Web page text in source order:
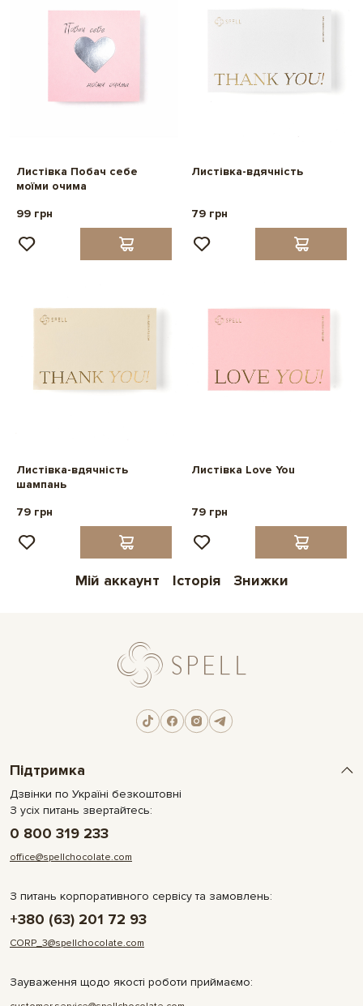
Листівка Побач себе
моїми очима
99 грн
Листівка-вдячність
79 грн
Листівка-вдячність
шампань
79 грн
Листівка Love You
79 грн
Мій аккаунт Історія Знижки
Підтримка
Дзвінки по Україні безкоштовні
З усіх питань звертайтесь:
0 800 319 233
office@spellchocolate.com
З питань корпоративного сервісу та замовлень:
+380 (63) 201 72 93
CORP_3@spellchocolate.com
Зауваження щодо якості роботи приймаємо: